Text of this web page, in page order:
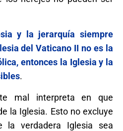
y la jerarquía siempre
del Vaticano II no es la
entonces la Iglesia y la
.
mal interpreta en que
la Iglesia. Esto no excluye
la verdadera Iglesia sea